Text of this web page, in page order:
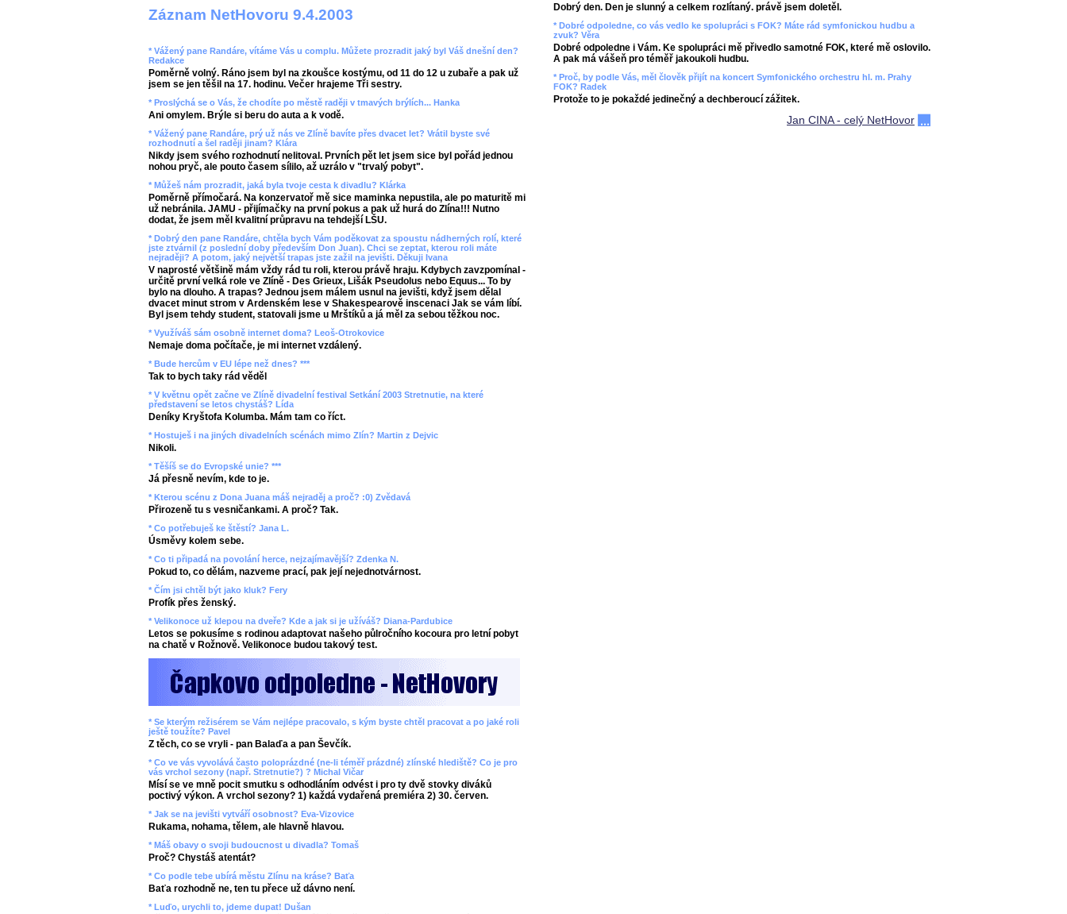
Záznam NetHovoru 9.4.2003
* Vážený pane Randáre, vítáme Vás u complu. Můžete prozradit jaký byl Váš dnešní den?
Redakce
Poměrně volný. Ráno jsem byl na zkoušce kostýmu, od 11 do 12 u zubaře a pak už
jsem se jen těšil na 17. hodinu. Večer hrajeme Tři sestry.
* Proslýchá se o Vás, že chodíte po městě raději v tmavých brýlích... Hanka
Ani omylem. Brýle si beru do auta a k vodě.
* Vážený pane Randáre, prý už nás ve Zlíně bavíte přes dvacet let? Vrátil byste své
rozhodnutí a šel raději jinam? Klára
Nikdy jsem svého rozhodnutí nelitoval. Prvních pět let jsem sice byl pořád jednou
nohou pryč, ale pouto časem sílilo, až uzrálo v "trvalý pobyt".
* Můžeš nám prozradit, jaká byla tvoje cesta k divadlu? Klárka
Poměrně přímočará. Na konzervatoř mě sice maminka nepustila, ale po maturitě mi
už nebránila. JAMU - přijímačky na první pokus a pak už hurá do Zlína!!! Nutno
dodat, že jsem měl kvalitní průpravu na tehdejší LŠU.
* Dobrý den pane Randáre, chtěla bych Vám poděkovat za spoustu nádherných rolí, které
jste ztvárnil (z poslední doby především Don Juan). Chci se zeptat, kterou roli máte
nejraději? A potom, jaký největší trapas jste zažil na jevišti. Děkuji Ivana
V naprosté většině mám vždy rád tu roli, kterou právě hraju. Kdybych zavzpomínal -
určitě první velká role ve Zlíně - Des Grieux, Lišák Pseudolus nebo Equus... To by
bylo na dlouho. A trapas? Jednou jsem málem usnul na jevišti, když jsem dělal
dvacet minut strom v Ardenském lese v Shakespearově inscenaci Jak se vám líbí.
Byl jsem tehdy student, statovali jsme u Mrštíků a já měl za sebou těžkou noc.
* Využíváš sám osobně internet doma? Leoš-Otrokovice
Nemaje doma počítače, je mi internet vzdálený.
* Bude hercům v EU lépe než dnes? ***
Tak to bych taky rád věděl
* V květnu opět začne ve Zlíně divadelní festival Setkání 2003 Stretnutie, na které
představení se letos chystáš? Lída
Deníky Kryštofa Kolumba. Mám tam co říct.
* Hostuješ i na jiných divadelních scénách mimo Zlín? Martin z Dejvic
Nikoli.
* Těšíš se do Evropské unie? ***
Já přesně nevím, kde to je.
* Kterou scénu z Dona Juana máš nejraděj a proč? :0) Zvědavá
Přirozeně tu s vesničankami. A proč? Tak.
* Co potřebuješ ke štěstí? Jana L.
Úsměvy kolem sebe.
* Co ti připadá na povolání herce, nejzajímavější? Zdenka N.
Pokud to, co dělám, nazveme prací, pak její nejednotvárnost.
* Čím jsi chtěl být jako kluk? Fery
Profík přes ženský.
* Velikonoce už klepou na dveře? Kde a jak si je užíváš? Diana-Pardubice
Letos se pokusíme s rodinou adaptovat našeho půlročního kocoura pro letní pobyt
na chatě v Rožnově. Velikonoce budou takový test.
* Se kterým režisérem se Vám nejlépe pracovalo, s kým byste chtěl pracovat a po jaké roli
ještě toužíte? Pavel
Z těch, co se vryli - pan Balaďa a pan Ševčík.
* Co ve vás vyvolává často poloprázdné (ne-li téměř prázdné) zlínské hlediště? Co je pro
vás vrchol sezony (např. Stretnutie?) ? Michal Vičar
Mísí se ve mně pocit smutku s odhodláním odvést i pro ty dvě stovky diváků
poctivý výkon. A vrchol sezony? 1) každá vydařená premiéra 2) 30. červen.
* Jak se na jevišti vytváří osobnost? Eva-Vizovice
Rukama, nohama, tělem, ale hlavně hlavou.
* Máš obavy o svoji budoucnost u divadla? Tomaš
Proč? Chystáš atentát?
* Co podle tebe ubírá městu Zlínu na kráse? Baťa
Baťa rozhodně ne, ten tu přece už dávno není.
* Luďo, urychli to, jdeme dupat! Dušan
Dobrý den. Den je slunný a celkem rozlítaný. právě jsem doletěl.
* Dobré odpoledne, co vás vedlo ke spolupráci s FOK? Máte rád symfonickou hudbu a
zvuk? Věra
Dobré odpoledne i Vám. Ke spolupráci mě přivedlo samotné FOK, které mě oslovilo.
A pak má vášeň pro téměř jakoukoli hudbu.
* Proč, by podle Vás, měl člověk přijít na koncert Symfonického orchestru hl. m. Prahy
FOK? Radek
Protože to je pokaždé jedinečný a dechberoucí zážitek.
Jan CINA - celý NetHovor